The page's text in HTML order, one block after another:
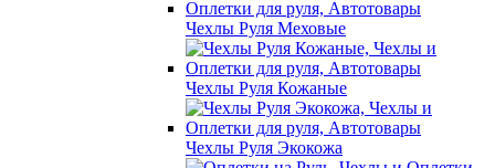
Чехлы Руля Меховые
Чехлы Руля Кожаные
Чехлы Руля Экокожа